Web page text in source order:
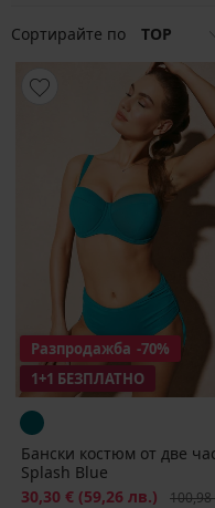
Сортирайте по TOP
Разпродажба -70%
1+1 БЕЗПЛАТНО
Бански костюм от две
Splash Blue
Намаление
30,30 € (59,26 лв.)
100,98